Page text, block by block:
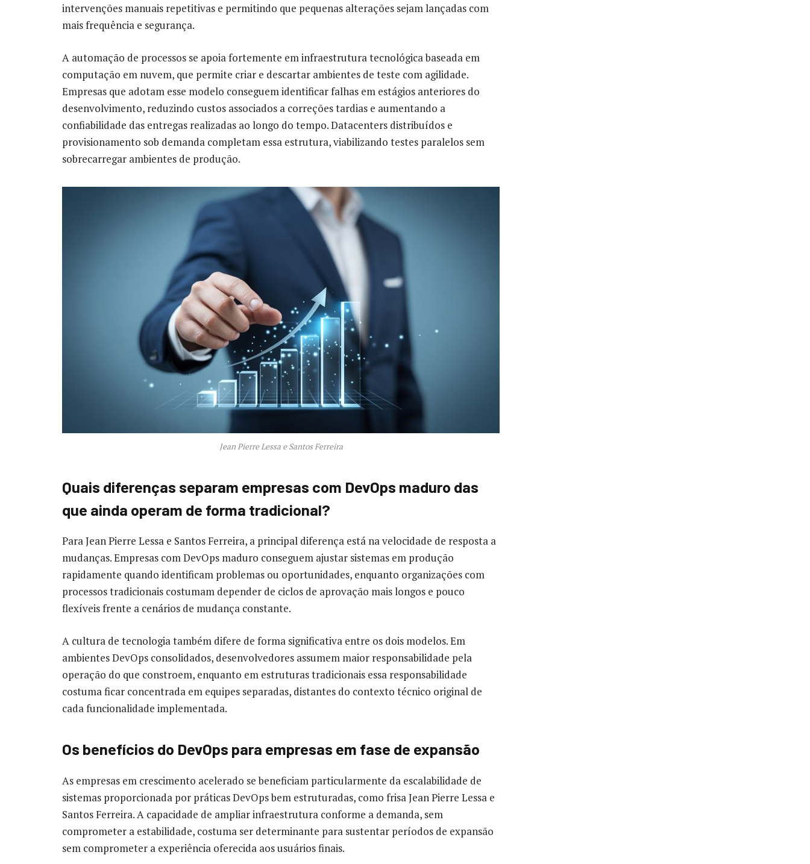
intervenções manuais repetitivas e permitindo que pequenas alterações sejam lançadas com
mais frequência e segurança.
A automação de processos se apoia fortemente em infraestrutura tecnológica baseada em
computação em nuvem, que permite criar e descartar ambientes de teste com agilidade.
Empresas que adotam esse modelo conseguem identificar falhas em estágios anteriores do
desenvolvimento, reduzindo custos associados a correções tardias e aumentando a
confiabilidade das entregas realizadas ao longo do tempo. Datacenters distribuídos e
provisionamento sob demanda completam essa estrutura, viabilizando testes paralelos sem
sobrecarregar ambientes de produção.
Jean Pierre Lessa e Santos Ferreira
Quais diferenças separam empresas com DevOps maduro das
que ainda operam de forma tradicional?
Para Jean Pierre Lessa e Santos Ferreira, a principal diferença está na velocidade de resposta a
mudanças. Empresas com DevOps maduro conseguem ajustar sistemas em produção
rapidamente quando identificam problemas ou oportunidades, enquanto organizações com
processos tradicionais costumam depender de ciclos de aprovação mais longos e pouco
flexíveis frente a cenários de mudança constante.
A cultura de tecnologia também difere de forma significativa entre os dois modelos. Em
ambientes DevOps consolidados, desenvolvedores assumem maior responsabilidade pela
operação do que constroem, enquanto em estruturas tradicionais essa responsabilidade
costuma ficar concentrada em equipes separadas, distantes do contexto técnico original de
cada funcionalidade implementada.
Os benefícios do DevOps para empresas em fase de expansão
As empresas em crescimento acelerado se beneficiam particularmente da escalabilidade de
sistemas proporcionada por práticas DevOps bem estruturadas, como frisa Jean Pierre Lessa e
Santos Ferreira. A capacidade de ampliar infraestrutura conforme a demanda, sem
comprometer a estabilidade, costuma ser determinante para sustentar períodos de expansão
sem comprometer a experiência oferecida aos usuários finais.